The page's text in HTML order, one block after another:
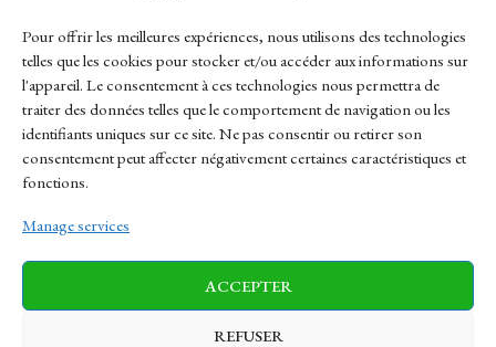
Pour offrir les meilleures expériences, nous utilisons des technologies
telles que les cookies pour stocker et/ou accéder aux informations sur
l'appareil. Le consentement à ces technologies nous permettra de
traiter des données telles que le comportement de navigation ou les
identifiants uniques sur ce site. Ne pas consentir ou retirer son
consentement peut affecter négativement certaines caractéristiques et
fonctions.
Manage services
ACCEPTER
REFUSER
Links
Contact
Sitemap
News Finance-Marches Politics
Business Tech Health Sports Travel